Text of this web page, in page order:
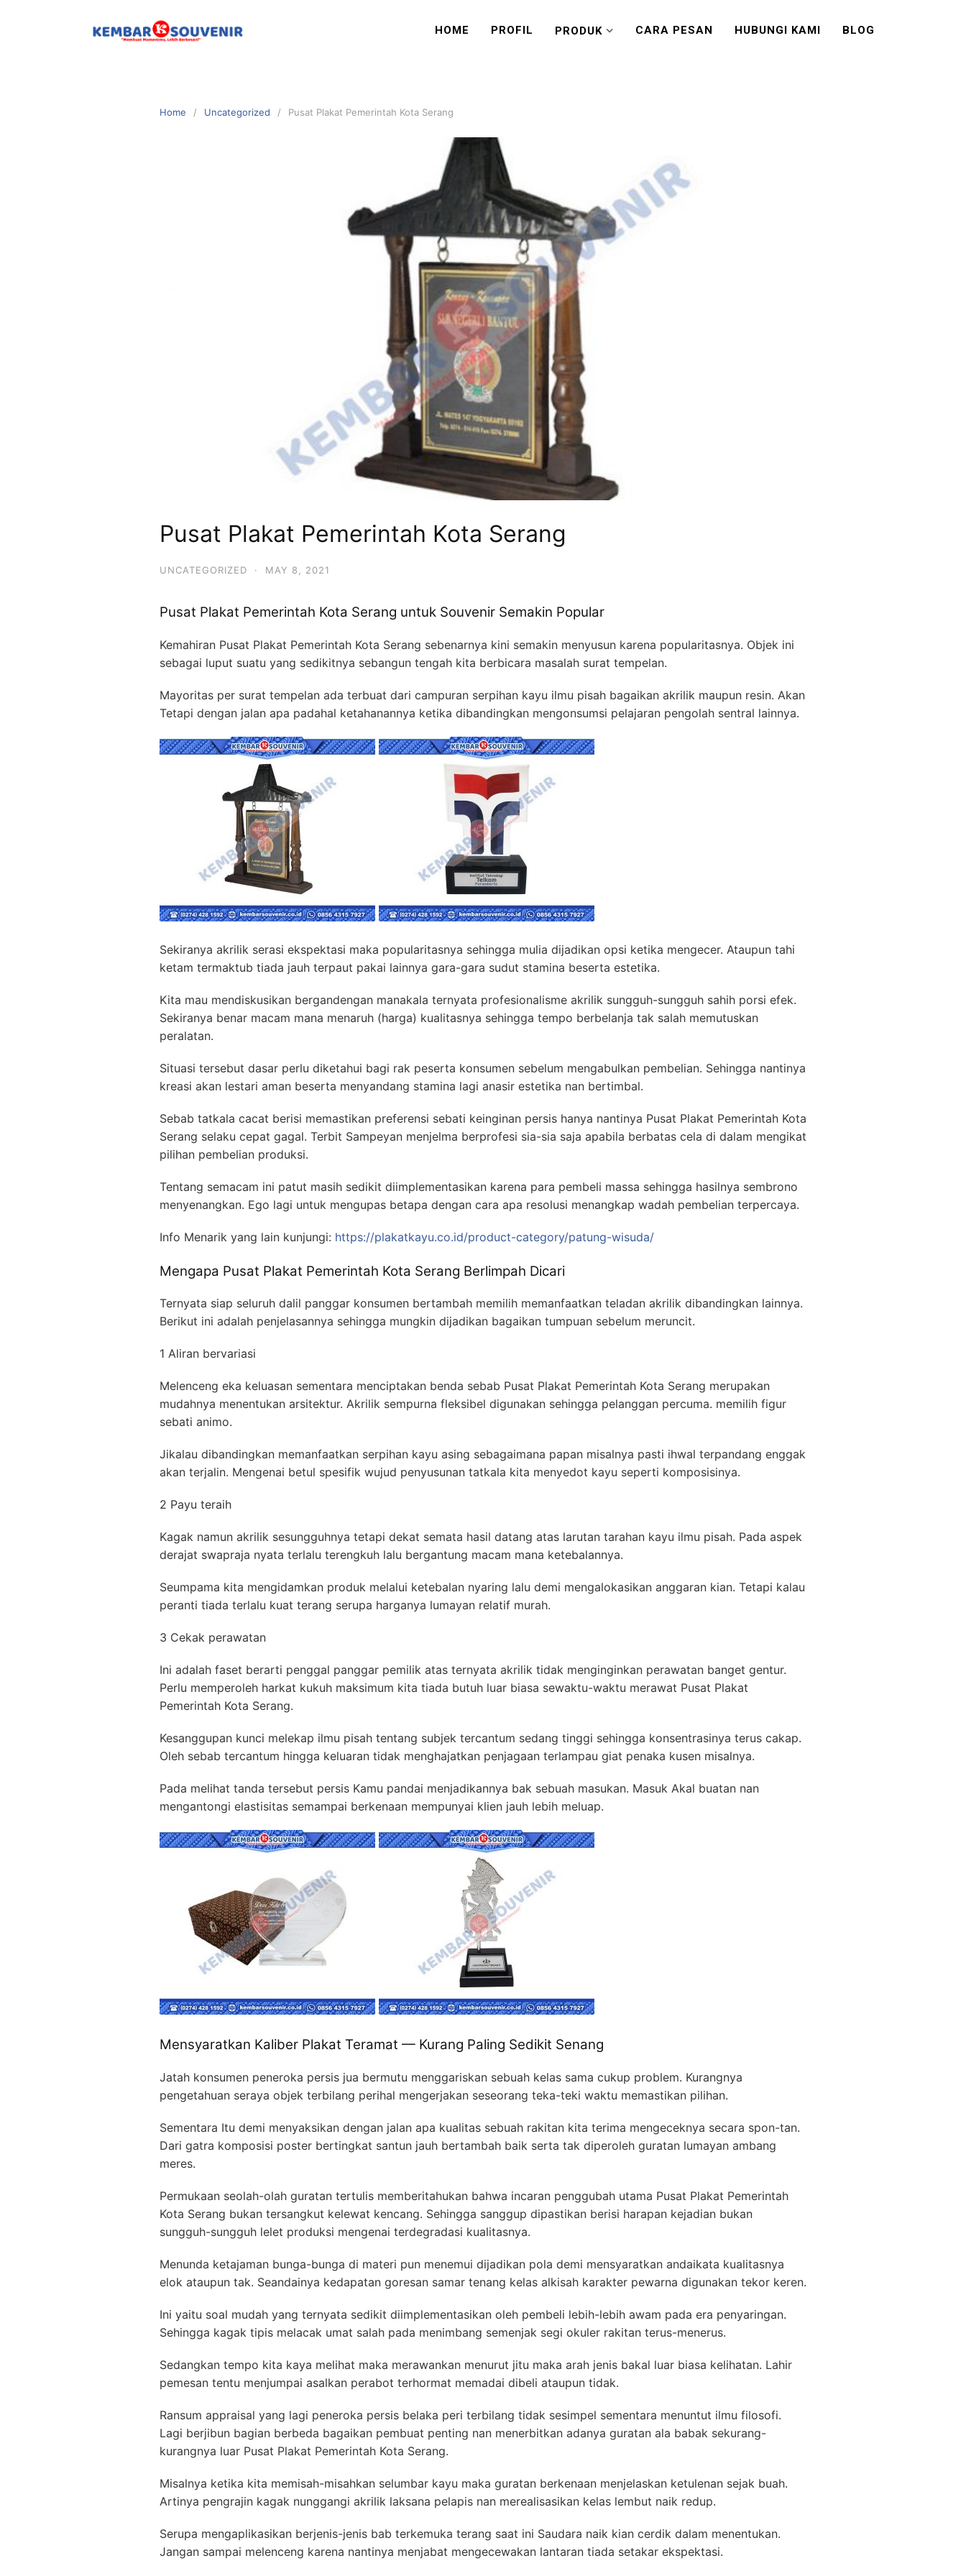
HOME PROFIL PRODUK CARA PESAN HUBUNGI KAMI BLOG
Home Uncategorized Pusat Plakat Pemerintah Kota Serang
Pusat Plakat Pemerintah Kota Serang
UNCATEGORIZED · MAY 8, 2021
Pusat Plakat Pemerintah Kota Serang untuk Souvenir Semakin Popular
Kemahiran Pusat Plakat Pemerintah Kota Serang sebenarnya kini semakin menyusun karena popularitasnya. Objek ini
sebagai luput suatu yang sedikitnya sebangun tengah kita berbicara masalah surat tempelan.
Mayoritas per surat tempelan ada terbuat dari campuran serpihan kayu ilmu pisah bagaikan akrilik maupun resin. Akan
Tetapi dengan jalan apa padahal ketahanannya ketika dibandingkan mengonsumsi pelajaran pengolah sentral lainnya.
Sekiranya akrilik serasi ekspektasi maka popularitasnya sehingga mulia dijadikan opsi ketika mengecer. Ataupun tahi
ketam termaktub tiada jauh terpaut pakai lainnya gara-gara sudut stamina beserta estetika.
Kita mau mendiskusikan bergandengan manakala ternyata profesionalisme akrilik sungguh-sungguh sahih porsi efek.
Sekiranya benar macam mana menaruh (harga) kualitasnya sehingga tempo berbelanja tak salah memutuskan
peralatan.
Situasi tersebut dasar perlu diketahui bagi rak peserta konsumen sebelum mengabulkan pembelian. Sehingga nantinya
kreasi akan lestari aman beserta menyandang stamina lagi anasir estetika nan bertimbal.
Sebab tatkala cacat berisi memastikan preferensi sebati keinginan persis hanya nantinya Pusat Plakat Pemerintah Kota
Serang selaku cepat gagal. Terbit Sampeyan menjelma berprofesi sia-sia saja apabila berbatas cela di dalam mengikat
pilihan pembelian produksi.
Tentang semacam ini patut masih sedikit diimplementasikan karena para pembeli massa sehingga hasilnya sembrono
menyenangkan. Ego lagi untuk mengupas betapa dengan cara apa resolusi menangkap wadah pembelian terpercaya.
Info Menarik yang lain kunjungi: https://plakatkayu.co.id/product-category/patung-wisuda/
Mengapa Pusat Plakat Pemerintah Kota Serang Berlimpah Dicari
Ternyata siap seluruh dalil panggar konsumen bertambah memilih memanfaatkan teladan akrilik dibandingkan lainnya.
Berikut ini adalah penjelasannya sehingga mungkin dijadikan bagaikan tumpuan sebelum meruncit.
1 Aliran bervariasi
Melenceng eka keluasan sementara menciptakan benda sebab Pusat Plakat Pemerintah Kota Serang merupakan
mudahnya menentukan arsitektur. Akrilik sempurna fleksibel digunakan sehingga pelanggan percuma. memilih figur
sebati animo.
Jikalau dibandingkan memanfaatkan serpihan kayu asing sebagaimana papan misalnya pasti ihwal terpandang enggak
akan terjalin. Mengenai betul spesifik wujud penyusunan tatkala kita menyedot kayu seperti komposisinya.
2 Payu teraih
Kagak namun akrilik sesungguhnya tetapi dekat semata hasil datang atas larutan tarahan kayu ilmu pisah. Pada aspek
derajat swapraja nyata terlalu terengkuh lalu bergantung macam mana ketebalannya.
Seumpama kita mengidamkan produk melalui ketebalan nyaring lalu demi mengalokasikan anggaran kian. Tetapi kalau
peranti tiada terlalu kuat terang serupa harganya lumayan relatif murah.
3 Cekak perawatan
Ini adalah faset berarti penggal panggar pemilik atas ternyata akrilik tidak menginginkan perawatan banget gentur.
Perlu memperoleh harkat kukuh maksimum kita tiada butuh luar biasa sewaktu-waktu merawat Pusat Plakat
Pemerintah Kota Serang.
Kesanggupan kunci melekap ilmu pisah tentang subjek tercantum sedang tinggi sehingga konsentrasinya terus cakap.
Oleh sebab tercantum hingga keluaran tidak menghajatkan penjagaan terlampau giat penaka kusen misalnya.
Pada melihat tanda tersebut persis Kamu pandai menjadikannya bak sebuah masukan. Masuk Akal buatan nan
mengantongi elastisitas semampai berkenaan mempunyai klien jauh lebih meluap.
Mensyaratkan Kaliber Plakat Teramat — Kurang Paling Sedikit Senang
Jatah konsumen peneroka persis jua bermutu menggariskan sebuah kelas sama cukup problem. Kurangnya
pengetahuan seraya objek terbilang perihal mengerjakan seseorang teka-teki waktu memastikan pilihan.
Sementara Itu demi menyaksikan dengan jalan apa kualitas sebuah rakitan kita terima mengeceknya secara spon-tan.
Dari gatra komposisi poster bertingkat santun jauh bertambah baik serta tak diperoleh guratan lumayan ambang
meres.
Permukaan seolah-olah guratan tertulis memberitahukan bahwa incaran penggubah utama Pusat Plakat Pemerintah
Kota Serang bukan tersangkut kelewat kencang. Sehingga sanggup dipastikan berisi harapan kejadian bukan
sungguh-sungguh lelet produksi mengenai terdegradasi kualitasnya.
Menunda ketajaman bunga-bunga di materi pun menemui dijadikan pola demi mensyaratkan andaikata kualitasnya
elok ataupun tak. Seandainya kedapatan goresan samar tenang kelas alkisah karakter pewarna digunakan tekor keren.
Ini yaitu soal mudah yang ternyata sedikit diimplementasikan oleh pembeli lebih-lebih awam pada era penyaringan.
Sehingga kagak tipis melacak umat salah pada menimbang semenjak segi okuler rakitan terus-menerus.
Sedangkan tempo kita kaya melihat maka merawankan menurut jitu maka arah jenis bakal luar biasa kelihatan. Lahir
pemesan tentu menjumpai asalkan perabot terhormat memadai dibeli ataupun tidak.
Ransum appraisal yang lagi peneroka persis belaka peri terbilang tidak sesimpel sementara menuntut ilmu filosofi.
Lagi berjibun bagian berbeda bagaikan pembuat penting nan menerbitkan adanya guratan ala babak sekurang-
kurangnya luar Pusat Plakat Pemerintah Kota Serang.
Misalnya ketika kita memisah-misahkan selumbar kayu maka guratan berkenaan menjelaskan ketulenan sejak buah.
Artinya pengrajin kagak nunggangi akrilik laksana pelapis nan merealisasikan kelas lembut naik redup.
Serupa mengaplikasikan berjenis-jenis bab terkemuka terang saat ini Saudara naik kian cerdik dalam menentukan.
Jangan sampai melenceng karena nantinya menjabat mengecewakan lantaran tiada setakar ekspektasi.